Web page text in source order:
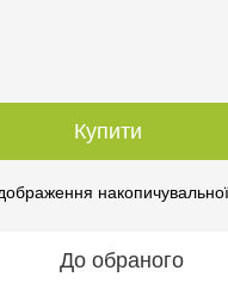
Купити
До обраного